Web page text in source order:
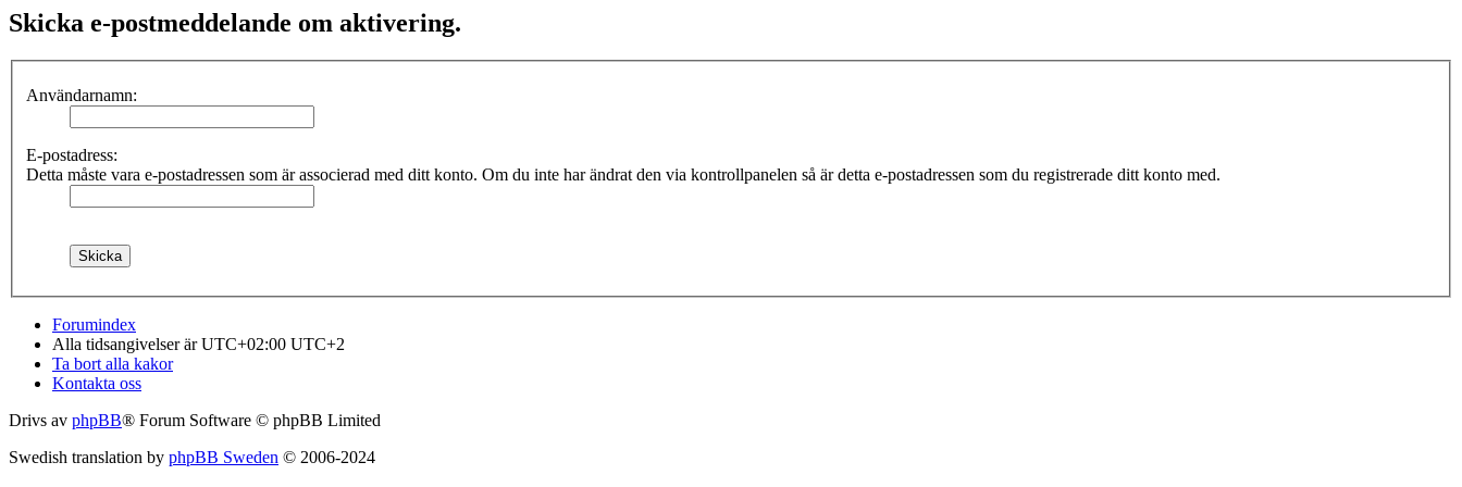
Skicka e-postmeddelande om aktivering.
Användarnamn:
E-postadress:
Detta måste vara e-postadressen som är associerad med ditt konto. Om du inte har ändrat den via kontrollpanelen så är detta e-postadressen som du registrerade ditt konto med.
Forumindex
Alla tidsangivelser är UTC+02:00 UTC+2
Ta bort alla kakor
Kontakta oss
Drivs av phpBB® Forum Software © phpBB Limited
Swedish translation by phpBB Sweden © 2006-2024